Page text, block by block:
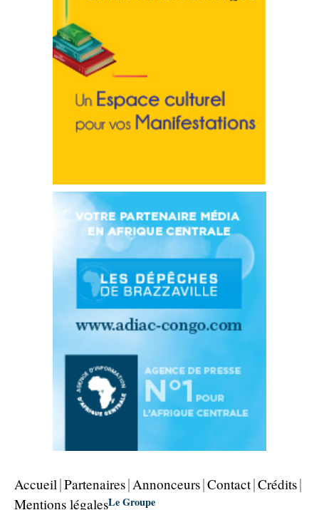
Accueil Partenaires Annonceurs Contact Crédits
Mentions légalesLe Groupe